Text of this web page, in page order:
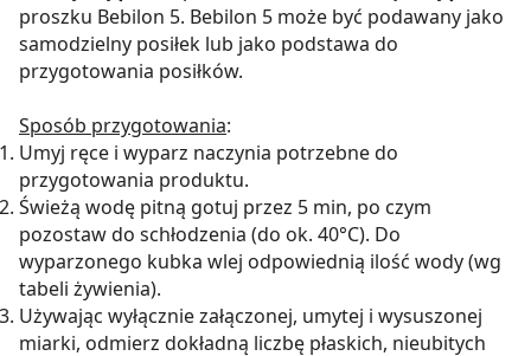
proszku Bebilon 5. Bebilon 5 może być podawany jako
samodzielny posiłek lub jako podstawa do
przygotowania posiłków.
Sposób przygotowania:
Umyj ręce i wyparz naczynia potrzebne do
przygotowania produktu.
Świeżą wodę pitną gotuj przez 5 min, po czym
pozostaw do schłodzenia (do ok. 40°C). Do
wyparzonego kubka wlej odpowiednią ilość wody (wg
tabeli żywienia).
Używając wyłącznie załączonej, umytej i wysuszonej
miarki, odmierz dokładną liczbę płaskich, nieubitych